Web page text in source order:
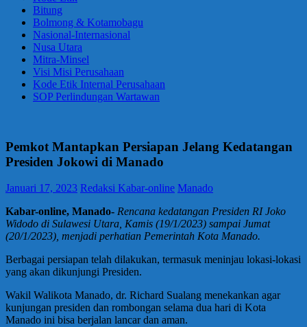
Bitung
Bolmong & Kotamobagu
Nasional-Internasional
Nusa Utara
Mitra-Minsel
Visi Misi Perusahaan
Kode Etik Internal Perusahaan
SOP Perlindungan Wartawan
Pemkot Mantapkan Persiapan Jelang Kedatangan
Presiden Jokowi di Manado
Januari 17, 2023 Redaksi Kabar-online Manado
Kabar-online, Manado- Rencana kedatangan Presiden RI Joko
Widodo di Sulawesi Utara, Kamis (19/1/2023) sampai Jumat
(20/1/2023), menjadi perhatian Pemerintah Kota Manado.
Berbagai persiapan telah dilakukan, termasuk meninjau lokasi-lokasi
yang akan dikunjungi Presiden.
Wakil Walikota Manado, dr. Richard Sualang menekankan agar
kunjungan presiden dan rombongan selama dua hari di Kota
Manado ini bisa berjalan lancar dan aman.